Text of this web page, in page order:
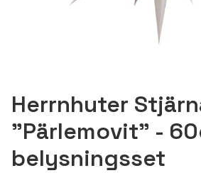
Herrnhuter
"Pärlemovit" -
belysningsset